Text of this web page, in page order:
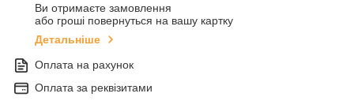
Ви отримаєте замовлення
або гроші повернуться на вашу картку
Детальніше
Оплата на рахунок
Оплата за реквізитами